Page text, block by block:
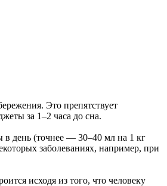
Это препятствует
за 1–2 часа до сна.
в день (точнее — 30–40 мл на 1 кг
заболеваниях, например, при
исходя из того, что человеку